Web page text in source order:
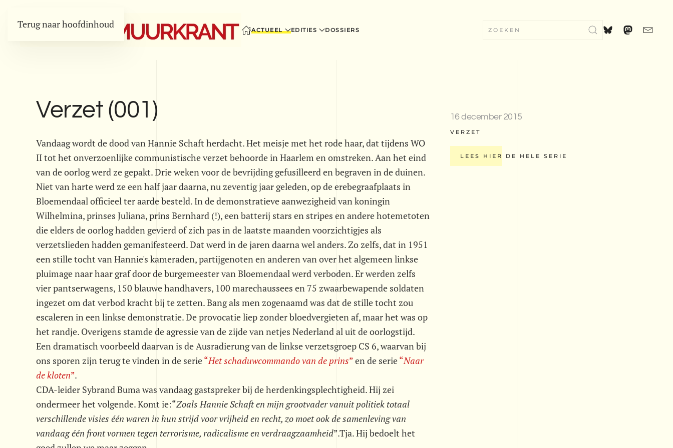
Terug naar hoofdinhoud ACTUEEL EDITIES DOSSIERS
Verzet (001)
Vandaag wordt de dood van Hannie Schaft herdacht. Het meisje met het rode haar, dat tijdens WO
II tot het onverzoenlijke communistische verzet behoorde in Haarlem en omstreken. Aan het eind
van de oorlog werd ze gepakt. Drie weken voor de bevrijding gefusilleerd en begraven in de duinen.
Niet van harte werd ze een half jaar daarna, nu zeventig jaar geleden, op de erebegraafplaats in
Bloemendaal officieel ter aarde besteld. In de demonstratieve aanwezigheid van koningin
Wilhelmina, prinses Juliana, prins Bernhard (!), een batterij stars en stripes en andere hotemetoten
die elders de oorlog hadden gevierd of zich pas in de laatste maanden voorzichtigjes als
verzetslieden hadden gemanifesteerd. Dat werd in de jaren daarna wel anders. Zo zelfs, dat in 1951
een stille tocht van Hannie's kameraden, partijgenoten en anderen van over het algemeen linkse
pluimage naar haar graf door de burgemeester van Bloemendaal werd verboden. Er werden zelfs
vier pantserwagens, 150 blauwe handhavers, 100 marechaussees en 75 zwaarbewapende soldaten
ingezet om dat verbod kracht bij te zetten. Bang als men zogenaamd was dat de stille tocht zou
escaleren in een linkse demonstratie. De provocatie liep zonder bloedvergieten af, maar het was op
het randje. Overigens stamde de agressie van de zijde van netjes Nederland al uit de oorlogstijd.
Een dramatisch voorbeeld daarvan is de Ausradierung van de linkse verzetsgroep CS 6, waarvan bij
ons sporen zijn terug te vinden in de serie“Het schaduwcommando van de prins”en de serie“Naar
de kloten”.
CDA-leider Sybrand Buma was vandaag gastspreker bij de herdenkingsplechtigheid. Hij zei
ondermeer het volgende. Komt ie:“Zoals Hannie Schaft en mijn grootvader vanuit politiek totaal
verschillende visies één waren in hun strijd voor vrijheid en recht, zo moet ook de samenleving van
vandaag één front vormen tegen terrorisme, radicalisme en verdraagzaamheid”.Tja. Hij bedoelt het
16 december 2015
VERZET
LEES HIER DE HELE SERIE